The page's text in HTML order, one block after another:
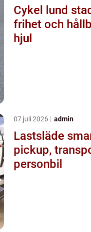
Cykel lund staden där vardag,
frihet och
hjul
07 juli 2026 admin
Lastsläde smartare lastning i
pickup,
personbil